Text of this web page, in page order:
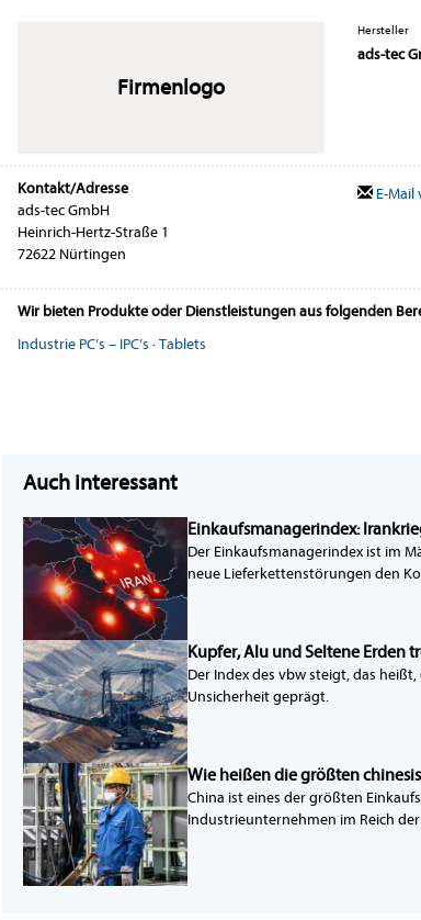
Firmenlogo
Hersteller
ads-tec
Kontakt/Adresse
ads-tec GmbH
Heinrich-Hertz-Straße 1
72622 Nürtingen
E-Mail
Wir bieten Produkte oder Dienstleistungen aus folgenden
Industrie PC’s – IPC’s ·Tablets
Auch interessant
Einkaufsmanagerindex:
Der Einkaufsmanagerindex ist im
neue Lieferkettenstörungen den
Kupfer, Alu und Seltene Erden
Der Index des vbw steigt, das
Unsicherheit geprägt.
Wie heißen die größten
China ist eines der größten
Industrieunternehmen im Reich